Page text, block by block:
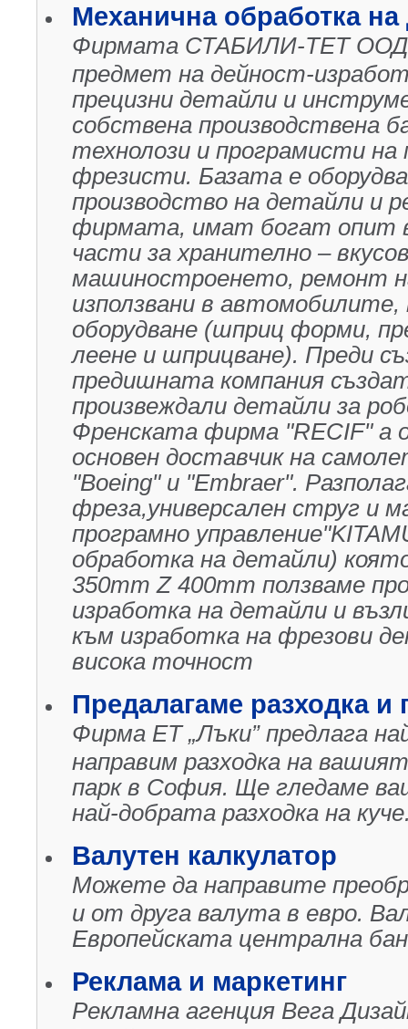
Механична обработка
Фирмата СТАБИЛИ-ТЕТ ООД е
предмет на дейност-
прецизни детайли и
собствена производствена
технолози и програмисти
фрезисти. Базата е
производство на детайли и
фирмата, имат богат опит
части за хранително –
машиностроенето, ремонт
използвани в
оборудване (шприц форми,
леене и шприцване). Преди
предишната компания
произвеждали детайли за
Френската фирма "RECIF" а
основен доставчик на
"Boeing" и "Embraer".
фреза,универсален струг и
програмно
обработка на детайли)
350mm Z 400mm ползваме
изработка на детайли и
към изработка на фрезови
висока точност
Предалагаме разходка
Фирма ЕТ „Лъки” предлага
направим разходка на
парк в София. Ще гледаме
най-добрата разходка на
Валутен калкулатор
Можете да направите
и от друга валута в евро.
Европейската централна
Реклама и маркетинг
Рекламна агенция Вега